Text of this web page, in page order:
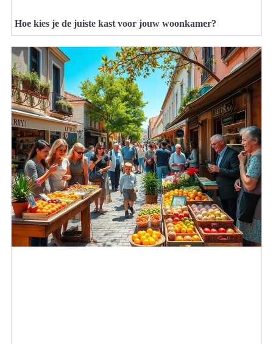
Hoe kies je de juiste kast voor jouw woonkamer?